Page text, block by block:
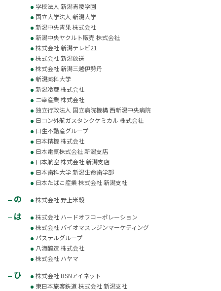
学校法人 新潟青陵学園
国立大学法人 新潟大学
新潟中央青果 株式会社
新潟中央ヤクルト販売 株式会社
株式会社 新潟テレビ21
株式会社 新潟放送
株式会社 新潟三越伊勢丹
新潟薬科大学
新潟冷蔵 株式会社
二幸産業 株式会社
独立行政法人 国立病院機構 西新潟中央病院
日コン外航ガスタンクケミカル 株式会社
日生不動産グループ
日本精機 株式会社
日本電気株式会社 新潟支店
日本航空 株式会社 新潟支店
日本歯科大学 新潟生命歯学部
日本たばこ産業 株式会社 新潟支社
の 株式会社 野上米穀
は
株式会社 ハードオフコーポレーション
株式会社 バイオマスレジンマーケティング
パステルグループ
八海醸造 株式会社
株式会社 ハヤマ
ひ
株式会社 BSNアイネット
東日本旅客鉄道 株式会社 新潟支社